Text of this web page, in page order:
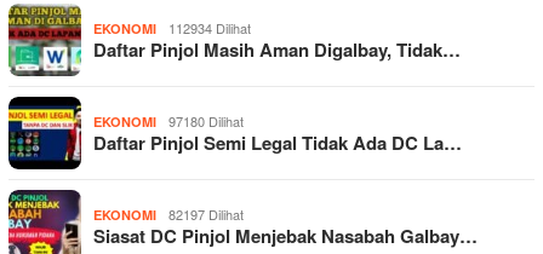
EKONOMI 112934 Dilihat
Daftar Pinjol Masih Aman Digalbay, Tidak…
EKONOMI 97180 Dilihat
Daftar Pinjol Semi Legal Tidak Ada DC La…
EKONOMI 82197 Dilihat
Siasat DC Pinjol Menjebak Nasabah Galbay…